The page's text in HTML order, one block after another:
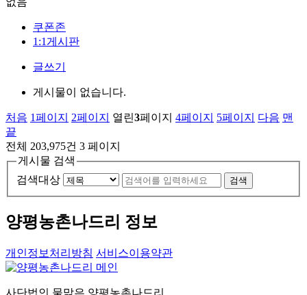
쿠폰존
1:1게시판
글쓰기
게시물이 없습니다.
처음 1페이지 2페이지 열린3페이지 4페이지 5페이지 다음 맨
끝
전체 203,975건 3 페이지
게시물 검색
검색대상
검색
양평농촌나드리 정보
개인정보처리방침 서비스이용약관
사단법인 물맑은 양평농촌나드리